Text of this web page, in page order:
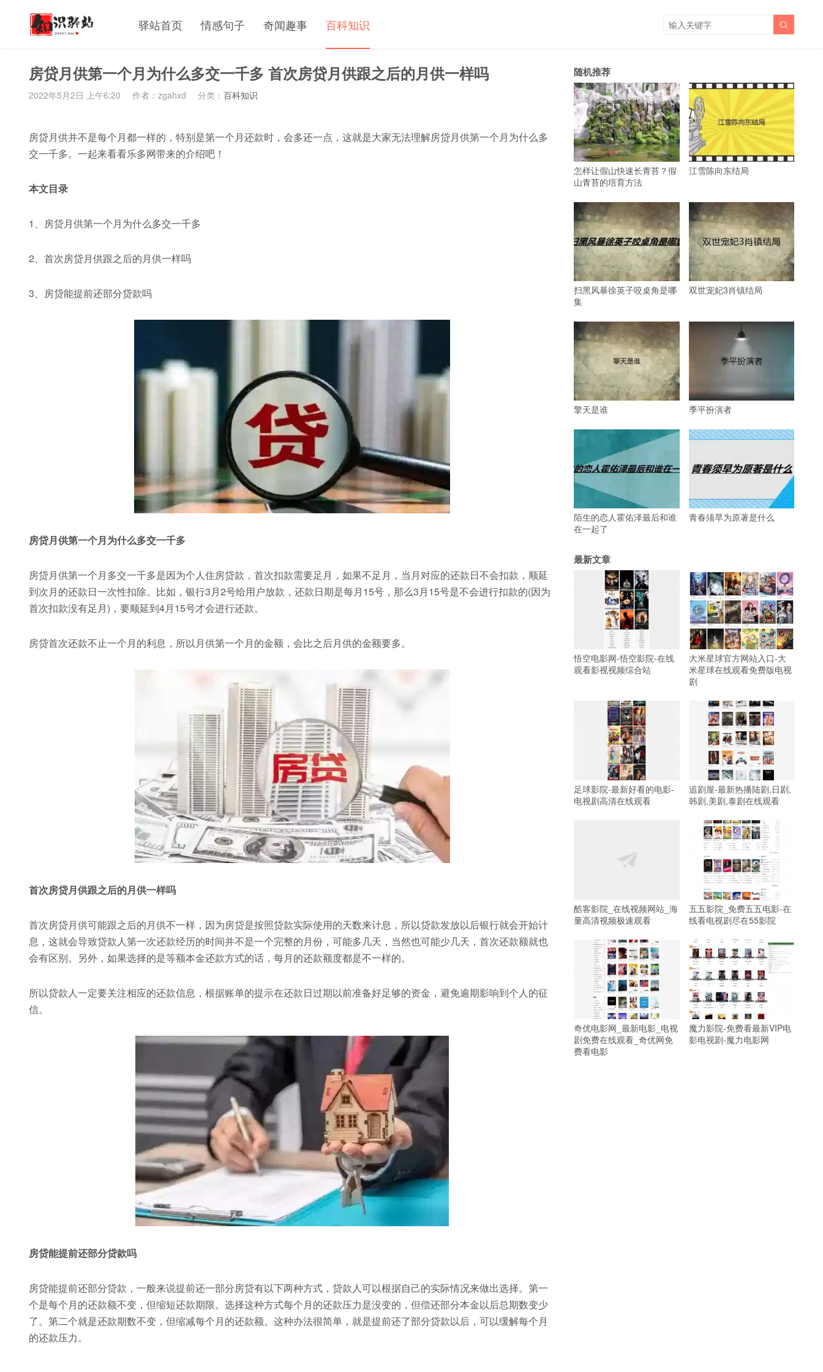
驿站首页 情感句子 奇闻趣事 百科知识 
房贷月供第一个月为什么多交一千多 首次房贷月供跟之后的月供一样吗
2022年5月2日 上午6:20 作者：zgahxd 分类： 百科知识
房贷月供并不是每个月都一样的，特别是第一个月还款时，会多还一点，这就是大家无法理解房贷月供第一个月为什么多
交一千多。一起来看看乐多网带来的介绍吧！
本文目录
1、房贷月供第一个月为什么多交一千多
2、首次房贷月供跟之后的月供一样吗
3、房贷能提前还部分贷款吗
房贷月供第一个月为什么多交一千多
房贷月供第一个月多交一千多是因为个人住房贷款，首次扣款需要足月，如果不足月，当月对应的还款日不会扣款，顺延
到次月的还款日一次性扣除。比如，银行3月2号给用户放款，还款日期是每月15号，那么3月15号是不会进行扣款的(因为
首次扣款没有足月)，要顺延到4月15号才会进行还款。
房贷首次还款不止一个月的利息，所以月供第一个月的金额，会比之后月供的金额要多。
首次房贷月供跟之后的月供一样吗
首次房贷月供可能跟之后的月供不一样，因为房贷是按照贷款实际使用的天数来计息，所以贷款发放以后银行就会开始计
息，这就会导致贷款人第一次还款经历的时间并不是一个完整的月份，可能多几天，当然也可能少几天，首次还款额就也
会有区别。另外，如果选择的是等额本金还款方式的话，每月的还款额度都是不一样的。
所以贷款人一定要关注相应的还款信息，根据账单的提示在还款日过期以前准备好足够的资金，避免逾期影响到个人的征
信。
房贷能提前还部分贷款吗
房贷能提前还部分贷款，一般来说提前还一部分房贷有以下两种方式，贷款人可以根据自己的实际情况来做出选择。第一
个是每个月的还款额不变，但缩短还款期限。选择这种方式每个月的还款压力是没变的，但偿还部分本金以后总期数变少
了。第二个就是还款期数不变，但缩减每个月的还款额。这种办法很简单，就是提前还了部分贷款以后，可以缓解每个月
的还款压力。
随机推荐
怎样让假山快速长青苔？假
山青苔的培育方法
江雪陈向东结局
扫黑风暴徐英子咬桌角是哪
集
双世宠妃3肖镇结局
擎天是谁 季平扮演者
陌生的恋人霍佑泽最后和谁
在一起了
青春须早为原著是什么
最新文章
悟空电影网-悟空影院-在线
观看影视视频综合站
大米星球官方网站入口-大
米星球在线观看免费版电视
剧
足球影院-最新好看的电影-
电视剧高清在线观看
追剧屋-最新热播陆剧,日剧,
韩剧,美剧,泰剧在线观看
酷客影院_在线视频网站_海
量高清视频极速观看
五五影院_免费五五电影-在
线看电视剧尽在55影院
奇优电影网_最新电影_电视
剧免费在线观看_奇优网免
费看电影
魔力影院-免费看最新VIP电
影电视剧-魔力电影网